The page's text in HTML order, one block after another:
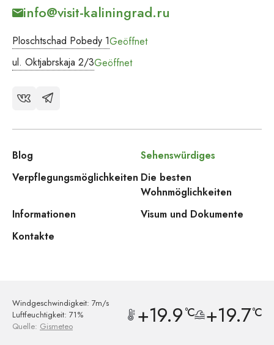
Ploschtschad Pobedy 1Geöffnet
ul. Oktjabrskaja 2/3Geöffnet
info@visit-kaliningrad.ru
Blog
Sehenswürdiges
Verpflegungsmöglichkeiten Die besten
Wohnmöglichkeiten
Informationen
Visum und Dokumente
Kontakte
Windgeschwindigkeit: 7m/s
Luftfeuchtigkeit: 71%
Quelle: Gismeteo +19.9°C +19.7°C